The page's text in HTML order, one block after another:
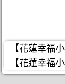
【花蓮幸福
【花蓮幸福